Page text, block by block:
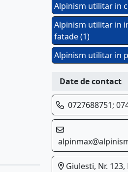
Alpinism utilitar in
Alpinism utilitar in
fatade (1)
Alpinism utilitar in
Date de contact
0727688751;
Giulesti, Nr. 123,